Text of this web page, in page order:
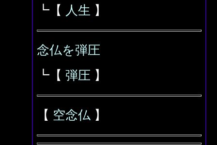
┗【 人生 】
念仏を弾圧
┗【 弾圧 】
【 空念仏 】